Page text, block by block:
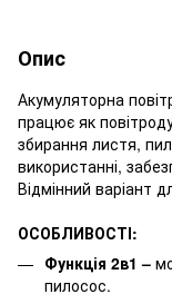
Опис
Акумуляторна
працює як
збирання листя,
використанні,
Відмінний варіант
ОСОБЛИВОСТІ:
Функція 2в1 –
пилосос.